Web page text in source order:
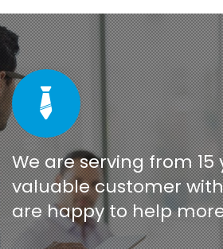
We are serving from
valuable customer
are happy to help